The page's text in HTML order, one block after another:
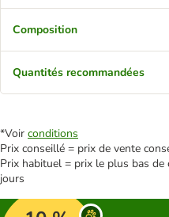
Composition
Quantités recommandées
*Voir conditions
Prix conseillé = prix de vente
Prix habituel = prix le plus bas
jours